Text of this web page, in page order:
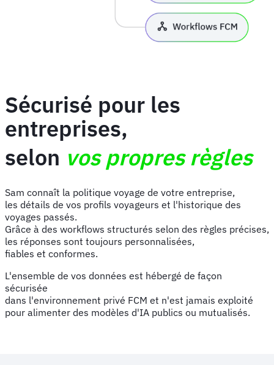
Sécurisé pour les
entreprises,
selon vos propres règles
Sam connaît la politique voyage de votre entreprise,
les détails de vos profils voyageurs et l'historique des
voyages passés.
Grâce à des workflows structurés selon des règles précises,
les réponses sont toujours personnalisées,
fiables et conformes.
L'ensemble de vos données est hébergé de façon
sécurisée
dans l'environnement privé FCM et n'est jamais exploité
pour alimenter des modèles d'IA publics ou mutualisés.